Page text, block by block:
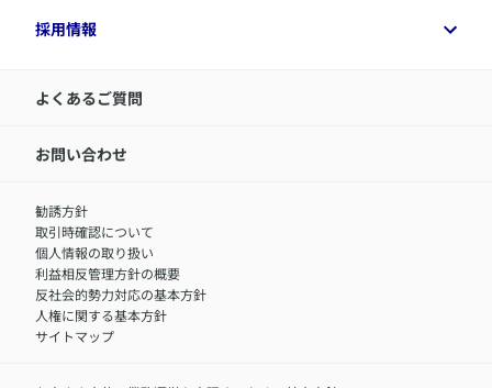
令和8年（2026年）分の生命保険料控除証明書について
アクサのネット完結保険（旧アクサダイレクト生命）
経営者サポートサービス
企業情報トップ
アクサ生命が選ばれる理由
IR情報
サステナビリティの取り組み
​お客さまを金融犯罪からお守りするために
アクサグループについて
採用情報
採用情報トップ
中途採用：内勤正社員
職）
中途採用：フィナンシャルプラン・アドバイザー（営業職）
障害者採用
よくあるご質問
お問い合わせ
勧誘方針
取引時確認について
個人情報の取り扱い
利益相反管理方針の概要
反社会的勢力対応の基本方針
人権に関する基本方針
サイトマップ